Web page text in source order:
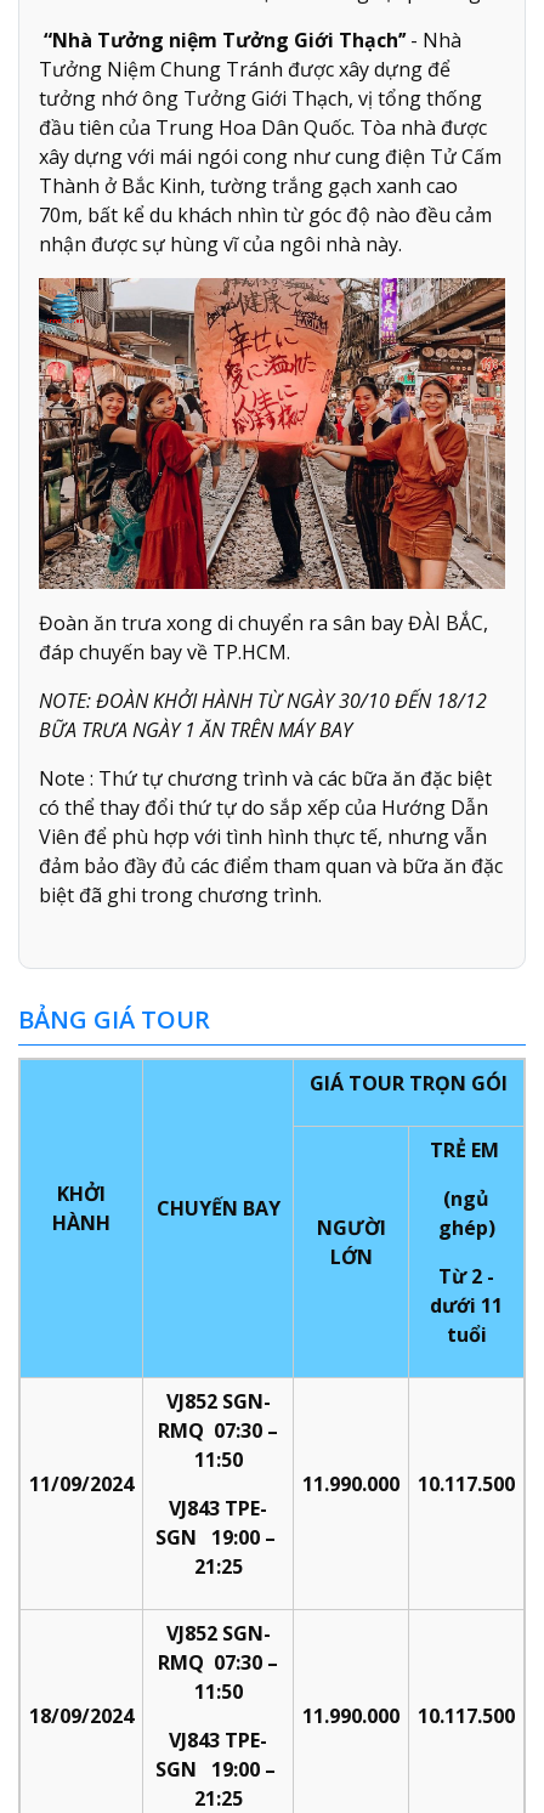
“Nhà Tưởng niệm Tưởng Giới Thạch’’- Nhà
Tưởng Niệm Chung Tránh được xây dựng để
tưởng nhớ ông Tưởng Giới Thạch, vị tổng thống
đầu tiên của Trung Hoa Dân Quốc. Tòa nhà được
xây dựng với mái ngói cong như cung điện Tử Cấm
Thành ở Bắc Kinh, tường trắng gạch xanh cao
70m, bất kể du khách nhìn từ góc độ nào đều cảm
nhận được sự hùng vĩ của ngôi nhà này.
Đoàn ăn trưa xong di chuyển ra sân bay ĐÀI BẮC,
đáp chuyến bay về TP.HCM.
NOTE: ĐOÀN KHỞI HÀNH TỪ NGÀY 30/10 ĐẾN 18/12
BỮA TRƯA NGÀY 1 ĂN TRÊN MÁY BAY
Note : Thứ tự chương trình và các bữa ăn đặc biệt
có thể thay đổi thứ tự do sắp xếp của Hướng Dẫn
Viên để phù hợp với tình hình thực tế, nhưng vẫn
đảm bảo đầy đủ các điểm tham quan và bữa ăn đặc
biệt đã ghi trong chương trình.
BẢNG GIÁ TOUR
KHỞI
HÀNH
CHUYẾN BAY
GIÁ TOUR TRỌN GÓI
NGƯỜI
LỚN
TRẺ EM
(ngủ
ghép)
Từ 2 -
dưới 11
tuổi
11/09/2024
VJ852 SGN-
RMQ 07:30 –
11:50
VJ843 TPE-
SGN 19:00 –
21:25
11.990.000 10.117.500
18/09/2024
VJ852 SGN-
RMQ 07:30 –
11:50
VJ843 TPE-
SGN 19:00 –
21:25
11.990.000 10.117.500